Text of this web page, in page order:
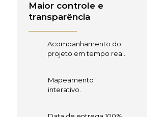
Maior controle e
transparência
Acompanhamento do
projeto em tempo real.
Mapeamento
interativo.